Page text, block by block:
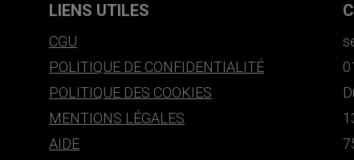
LIENS UTILES
CGU
POLITIQUE DE CONFIDENTIALITÉ
POLITIQUE DES COOKIES
MENTIONS LÉGALES
AIDE